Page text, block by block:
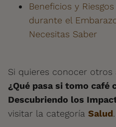
Beneficios y
durante el
Necesitas Saber
Si quieres conocer
¿Qué pasa si tomo café
Descubriendo los
visitar la categoría Salud.